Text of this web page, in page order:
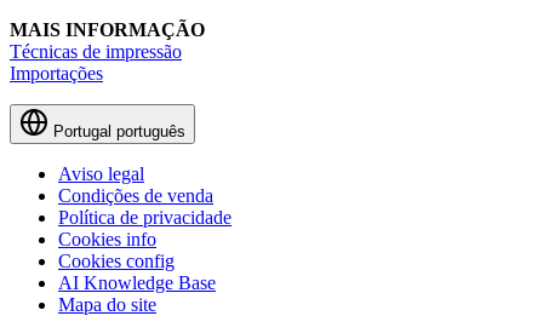
MAIS INFORMAÇÃO
Técnicas de impressão
Importações
Portugal português
Aviso legal
Condições de venda
Política de privacidade
Cookies info
Cookies config
AI Knowledge Base
Mapa do site